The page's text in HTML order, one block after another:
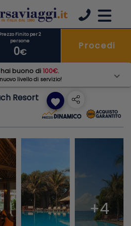
Resort favorite
+4
Prezzo Finito per 2
persone
0€
Procedi
buono di100€.
livello di servizio!